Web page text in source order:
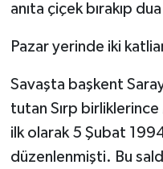
anıta çiçek bırakıp
Pazar yerinde iki
Savaşta başkent
tutan Sırp
ilk olarak 5 Şubat
düzenlenmişti. Bu